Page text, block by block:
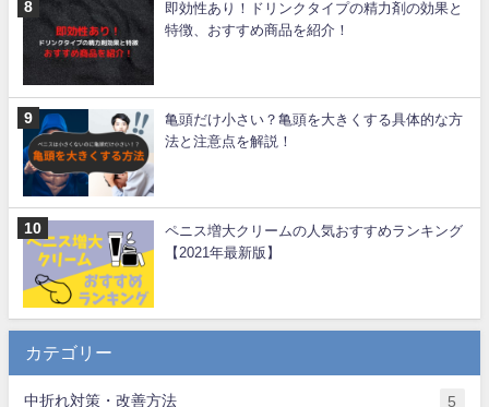
即効性あり！ドリンクタイプの精力剤の効果と
特徴、おすすめ商品を紹介！
亀頭だけ小さい？亀頭を大きくする具体的な方
法と注意点を解説！
ペニス増大クリームの人気おすすめランキング
【2021年最新版】
カテゴリー
中折れ対策・改善方法 5